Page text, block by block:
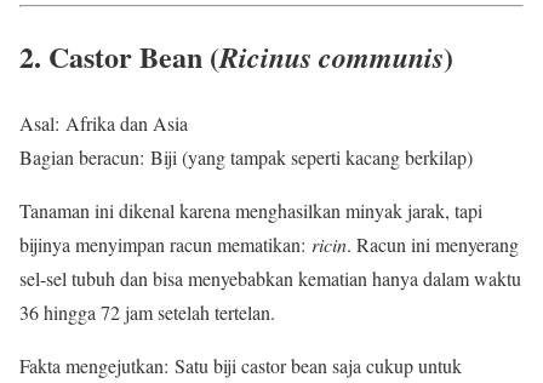
2. Castor Bean (Ricinus communis)
Asal: Afrika dan Asia
Bagian beracun: Biji (yang tampak seperti kacang berkilap)
Tanaman ini dikenal karena menghasilkan minyak jarak, tapi
bijinya menyimpan racun mematikan: ricin. Racun ini menyerang
sel-sel tubuh dan bisa menyebabkan kematian hanya dalam waktu
36 hingga 72 jam setelah tertelan.
Fakta mengejutkan: Satu biji castor bean saja cukup untuk